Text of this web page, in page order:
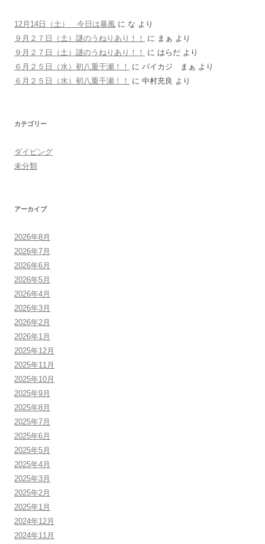
12月14日（土） 今日は暴風 に な より
９月２７日（土）謎のうねりあり！！
に まぁ より
９月２７日（土）謎のうねりあり！！
に はらだ より
６月２５日（水）初八重干瀬！！
に パイカジ まぁ より
６月２５日（水）初八重干瀬！！
に 中村充良 より
カテゴリー
ダイビング
未分類
アーカイブ
2026年8月
2026年7月
2026年6月
2026年5月
2026年4月
2026年3月
2026年2月
2026年1月
2025年12月
2025年11月
2025年10月
2025年9月
2025年8月
2025年7月
2025年6月
2025年5月
2025年4月
2025年3月
2025年2月
2025年1月
2024年12月
2024年11月